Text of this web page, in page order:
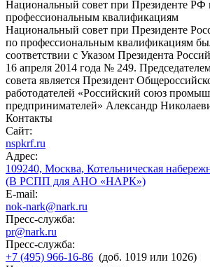
Национальный совет при Президенте РФ
профессиональным квалификациям
Национальный совет при Президенте
по профессиональным квалификациям
соответствии с Указом Президента
16 апреля 2014 года № 249.
совета является Президент
работодателей «Российский союз
предпринимателей» Александр
Контакты
Сайт:
nspkrf.ru
Адрес:
109240, Москва, Котельническая
(В РСПП для АНО «НАРК»)
E-mail:
nok-nark@nark.ru
Пресс-служба:
pr@nark.ru
Пресс-служба:
+7 (495) 966-16-86 (доб. 1019 или 1026)